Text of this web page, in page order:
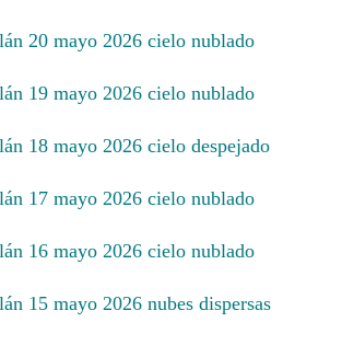
20 mayo 2026 cielo nublado
19 mayo 2026 cielo nublado
18 mayo 2026 cielo despejado
17 mayo 2026 cielo nublado
16 mayo 2026 cielo nublado
15 mayo 2026 nubes dispersas